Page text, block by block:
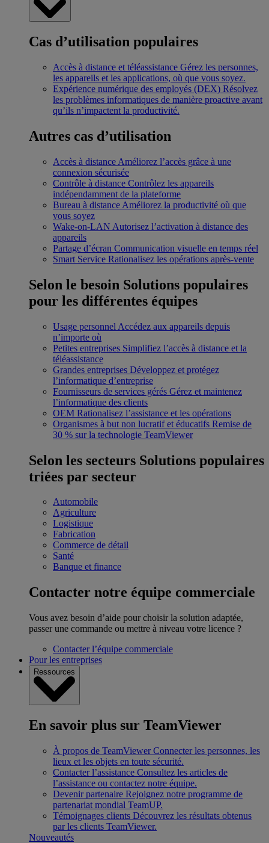
Cas d’utilisation populaires
Accès à distance et téléassistance Gérez les personnes,
les appareils et les applications, où que vous soyez.
Expérience numérique des employés (DEX) Résolvez
les problèmes informatiques de manière proactive avant
qu’ils n’impactent la productivité.
Autres cas d’utilisation
Accès à distance Améliorez l’accès grâce à une
connexion sécurisée
Contrôle à distance Contrôlez les appareils
indépendamment de la plateforme
Bureau à distance Améliorez la productivité où que
vous soyez
Wake-on-LAN Autorisez l’activation à distance des
appareils
Partage d’écran Communication visuelle en temps réel
Smart Service Rationalisez les opérations après-vente
Selon le besoin Solutions populaires
pour les différentes équipes
Usage personnel Accédez aux appareils depuis
n’importe où
Petites entreprises Simplifiez l’accès à distance et la
téléassistance
Grandes entreprises Développez et protégez
l’informatique d’entreprise
Fournisseurs de services gérés Gérez et maintenez
l’informatique des clients
OEM Rationalisez l’assistance et les opérations
Organismes à but non lucratif et éducatifs Remise de
30 % sur la technologie TeamViewer
Selon les secteurs Solutions populaires
triées par secteur
Automobile
Agriculture
Logistique
Fabrication
Commerce de détail
Santé
Banque et finance
Contacter notre équipe commerciale
Vous avez besoin d’aide pour choisir la solution adaptée,
passer une commande ou mettre à niveau votre licence ?
Contacter l’équipe commerciale
Pour les entreprises
Ressources
En savoir plus sur TeamViewer
À propos de TeamViewer Connecter les personnes, les
lieux et les objets en toute sécurité.
Contacter l’assistance Consultez les articles de
l’assistance ou contactez notre équipe.
Devenir partenaire Rejoignez notre programme de
partenariat mondial TeamUP.
Témoignages clients Découvrez les résultats obtenus
par les clients TeamViewer.
Nouveautés